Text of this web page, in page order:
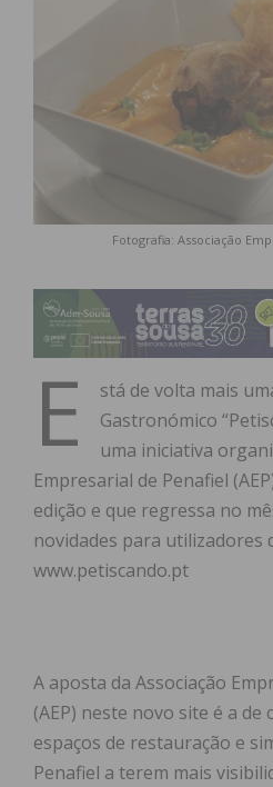
Fotografia: Associação
E
stá de volta mais
Gastronómico
uma iniciativa
Empresarial de Penafiel
edição e que regressa no
novidades para utilizadores
www.petiscando.pt
A aposta da Associação
(AEP) neste novo site é a
espaços de restauração e
Penafiel a terem mais